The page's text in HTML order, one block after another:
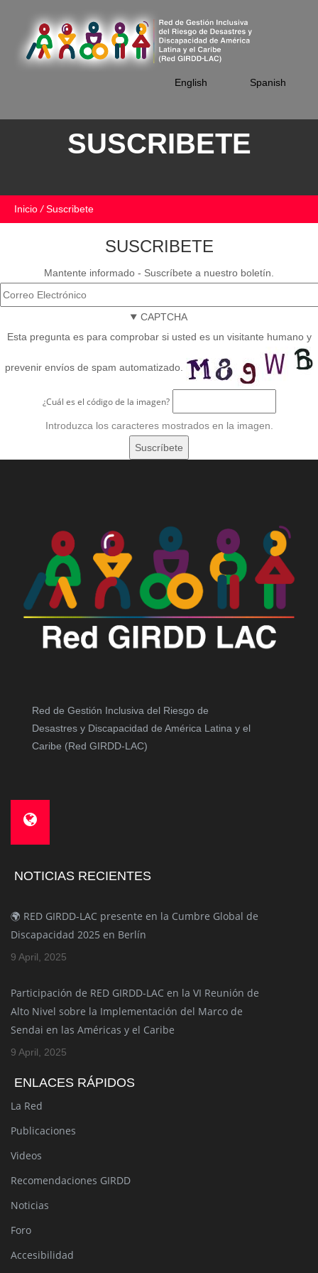
English
Spanish
SUSCRIBETE
Inicio/Suscribete
SUSCRIBETE
Mantente informado - Suscríbete a nuestro boletín.
CAPTCHA
Esta pregunta es para comprobar si usted es un visitante humano y
prevenir envíos de spam automatizado.
¿Cuál es el código de la imagen?
Introduzca los caracteres mostrados en la imagen.
Red de Gestión Inclusiva del Riesgo de
Desastres y Discapacidad de América Latina y el
Caribe (Red GIRDD-LAC)
NOTICIAS RECIENTES
🌍 RED GIRDD-LAC presente en la Cumbre Global de
Discapacidad 2025 en Berlín
9 April, 2025
Participación de RED GIRDD-LAC en la VI Reunión de
Alto Nivel sobre la Implementación del Marco de
Sendai en las Américas y el Caribe
9 April, 2025
ENLACES RÁPIDOS
La Red
Publicaciones
Videos
Recomendaciones GIRDD
Noticias
Foro
Accesibilidad